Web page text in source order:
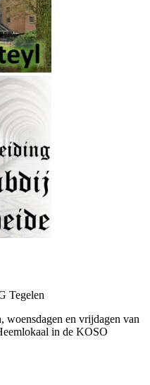
Tegelen
woensdagen en vrijdagen van
in de KOSO